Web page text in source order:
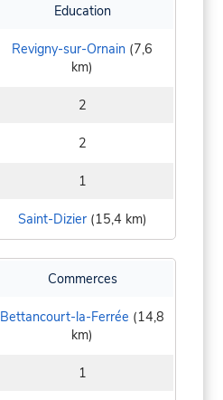
Education
Revigny-sur-Ornain (7,6
km)
2
2
1
Saint-Dizier(15,4 km)
Commerces
Bettancourt-la-Ferrée (14,8
km)
1